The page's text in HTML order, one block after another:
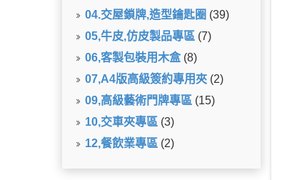
04.交屋鎖牌,造型鑰匙圈 (39)
05,牛皮,仿皮製品專區 (7)
06,客製包裝用木盒(8)
07,A4版高級簽約專用夾 (2)
09,高級藝術門牌專區 (15)
10,交車夾專區 (3)
12,餐飲業專區 (2)